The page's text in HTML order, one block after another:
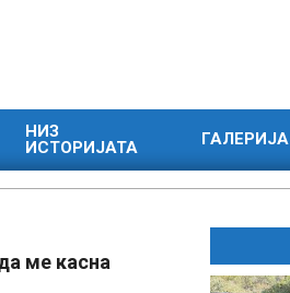
НИЗ
ИСТОРИЈАТА
ГАЛЕРИЈА
ме касна